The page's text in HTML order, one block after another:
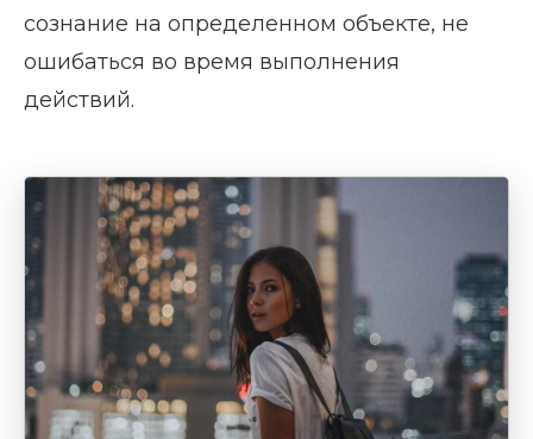
сознание на определенном объекте, не
ошибаться во время выполнения
действий.